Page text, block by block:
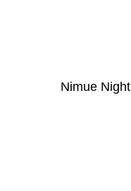
Nimue Night